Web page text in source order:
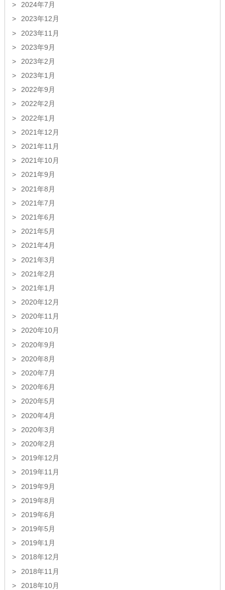
2024年7月
2023年12月
2023年11月
2023年9月
2023年2月
2023年1月
2022年9月
2022年2月
2022年1月
2021年12月
2021年11月
2021年10月
2021年9月
2021年8月
2021年7月
2021年6月
2021年5月
2021年4月
2021年3月
2021年2月
2021年1月
2020年12月
2020年11月
2020年10月
2020年9月
2020年8月
2020年7月
2020年6月
2020年5月
2020年4月
2020年3月
2020年2月
2019年12月
2019年11月
2019年9月
2019年8月
2019年6月
2019年5月
2019年1月
2018年12月
2018年11月
2018年10月